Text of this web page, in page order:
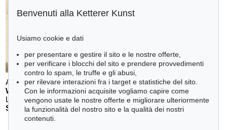
Auction 611 - Lot 123000200
WILLI BAUMEISTER
Landschaft mit rotem Bogen (Sommerfest) , 1948
Stima:€ 70,000
Benvenuti alla Ketterer Kunst
Usiamo cookie e dati
per presentare e gestire il sito e le nostre offerte,
per verificare i blocchi del sito e prendere provvedimenti
contro lo spam, le truffe e gli abusi,
per rilevare interazioni fra i target e statistiche del sito.
Con le informazioni acquisite vogliamo capire come
vengono usate le nostre offerte e migliorare ulteriormente
la funzionalità del nostro sito e la qualità dei nostri
contenuti.